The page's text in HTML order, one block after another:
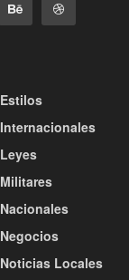
Estilos
Internacionales
Leyes
Militares
Nacionales
Negocios
Noticias Locales